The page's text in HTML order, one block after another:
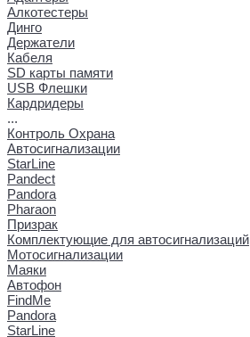
Алкотестеры
Динго
Держатели
Кабеля
SD карты памяти
USB Флешки
Кардридеры
...
Контроль Охрана
Автосигнализации
StarLine
Pandect
Pandora
Pharaon
Призрак
Комплектующие для автосигнализаций
Мотосигнализации
Маяки
Автофон
FindMe
Pandora
StarLine